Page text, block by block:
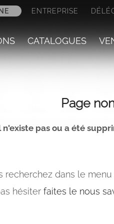
ENTREPRISE
CATALOGUES
Page
pas ou a été
dans le
hésiter faites le nous